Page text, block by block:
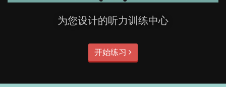
为您设计的听力训练中心
开始练习